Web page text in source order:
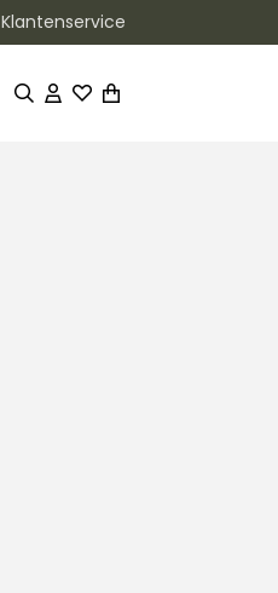
Klantenservice